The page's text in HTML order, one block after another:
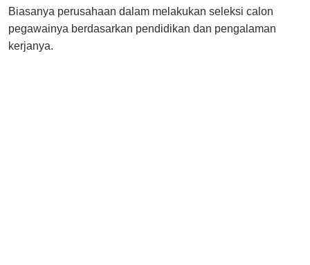
Biasanya perusahaan dalam melakukan seleksi calon
pegawainya berdasarkan pendidikan dan pengalaman
kerjanya.